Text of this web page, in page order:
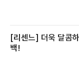
[리센느] 더욱 달콤
백!